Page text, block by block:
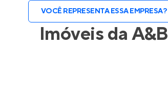
VOCÊ REPRESENTA ESSA EMPRESA?
Imóveis daA&B